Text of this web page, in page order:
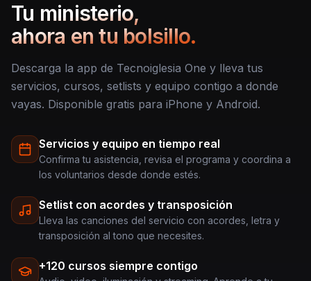
Tu ministerio,
ahora en tu bolsillo.
Descarga la app de Tecnoiglesia One y lleva tus
servicios, cursos, setlists y equipo contigo a donde
vayas. Disponible gratis para iPhone y Android.
Servicios y equipo en tiempo real
Confirma tu asistencia, revisa el programa y coordina a
los voluntarios desde donde estés.
Setlist con acordes y transposición
Lleva las canciones del servicio con acordes, letra y
transposición al tono que necesites.
+120 cursos siempre contigo